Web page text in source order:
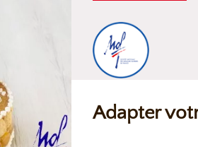
Adapter